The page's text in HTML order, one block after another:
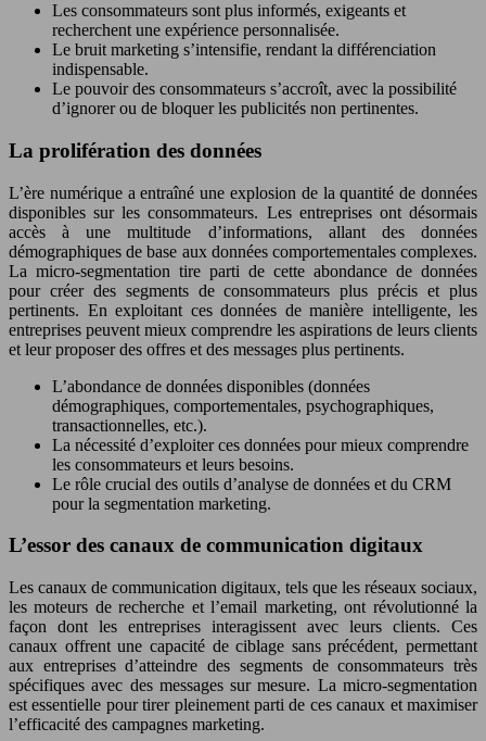
Les consommateurs sont plus informés, exigeants et
recherchent une expérience personnalisée.
Le bruit marketing s’intensifie, rendant la différenciation
indispensable.
Le pouvoir des consommateurs s’accroît, avec la possibilité
d’ignorer ou de bloquer les publicités non pertinentes.
La prolifération des données
L’ère numérique a entraîné une explosion de la quantité de données
disponibles sur les consommateurs. Les entreprises ont désormais
accès à une multitude d’informations, allant des données
démographiques de base aux données comportementales complexes.
La micro-segmentation tire parti de cette abondance de données
pour créer des segments de consommateurs plus précis et plus
pertinents. En exploitant ces données de manière intelligente, les
entreprises peuvent mieux comprendre les aspirations de leurs clients
et leur proposer des offres et des messages plus pertinents.
L’abondance de données disponibles (données
démographiques, comportementales, psychographiques,
transactionnelles, etc.).
La nécessité d’exploiter ces données pour mieux comprendre
les consommateurs et leurs besoins.
Le rôle crucial des outils d’analyse de données et du CRM
pour la segmentation marketing.
L’essor des canaux de communication digitaux
Les canaux de communication digitaux, tels que les réseaux sociaux,
les moteurs de recherche et l’email marketing, ont révolutionné la
façon dont les entreprises interagissent avec leurs clients. Ces
canaux offrent une capacité de ciblage sans précédent, permettant
aux entreprises d’atteindre des segments de consommateurs très
spécifiques avec des messages sur mesure. La micro-segmentation
est essentielle pour tirer pleinement parti de ces canaux et maximiser
l’efficacité des campagnes marketing.